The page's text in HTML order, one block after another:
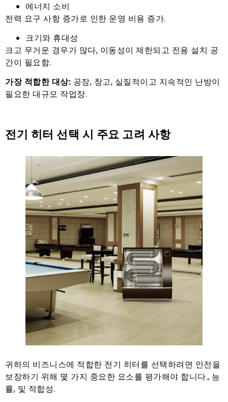
에너지 소비
전력 요구 사항 증가로 인한 운영 비용 증가.
크기와 휴대성
크고 무거운 경우가 많다, 이동성이 제한되고 전용 설치 공
간이 필요함.
가장 적합한 대상: 공장, 창고, 실질적이고 지속적인 난방이
필요한 대규모 작업장.
전기 히터 선택 시 주요 고려 사항
귀하의 비즈니스에 적합한 전기 히터를 선택하려면 안전을
보장하기 위해 몇 가지 중요한 요소를 평가해야 합니다., 능
률, 및 적합성.